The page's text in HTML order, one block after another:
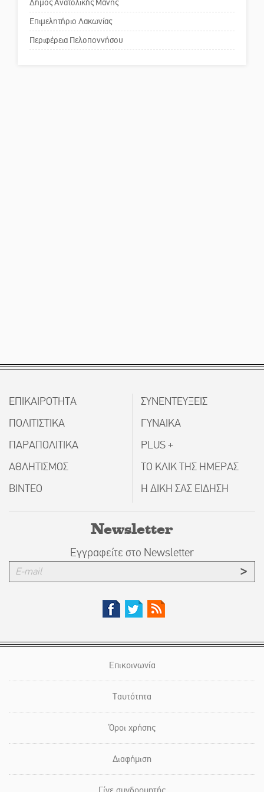
Το δικό σας σχόλιο: Παράδειγμα
κοινωνικής αναισθησίας
Δήμος Ανατολικής Μάνης
Επιμελητήριο Λακωνίας
Περιφέρεια Πελοποννήσου
ΕΠΙΚΑΙΡΟΤΗΤΑ
ΠΟΛΙΤΙΣΤΙΚΑ
ΠΑΡΑΠΟΛΙΤΙΚΑ
ΑΘΛΗΤΙΣΜΟΣ
ΒΙΝΤΕΟ
ΣΥΝΕΝΤΕΥΞΕΙΣ
ΓΥΝΑΙΚΑ
PLUS +
ΤΟ ΚΛΙΚ ΤΗΣ ΗΜΕΡΑΣ
Η ΔΙΚΗ ΣΑΣ ΕΙΔΗΣΗ
Newsletter
Εγγραφείτε στο Newsletter
Επικοινωνία
Ταυτότητα
Όροι χρήσης
Διαφήμιση
Γίνε συνδρομητής